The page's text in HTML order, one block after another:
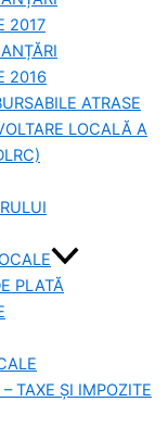
2017
2016
ATRASE
LOCALĂ A
PLATĂ
TAXE ȘI IMPOZITE